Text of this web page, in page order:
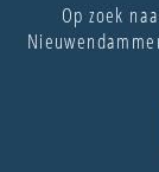
Op zoek